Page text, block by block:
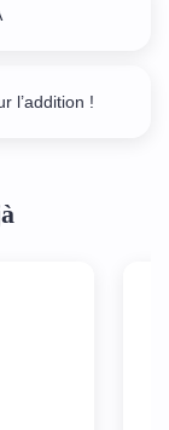
l’addition !